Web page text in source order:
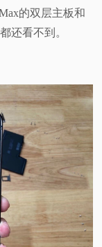
的双层主板和
还看不到。